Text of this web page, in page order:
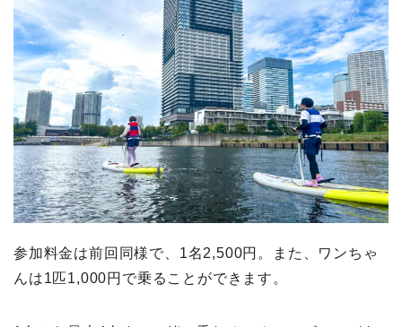
参加料金は前回同様で、1名2,500円。また、ワンちゃ
んは1匹1,000円で乗ることができます。